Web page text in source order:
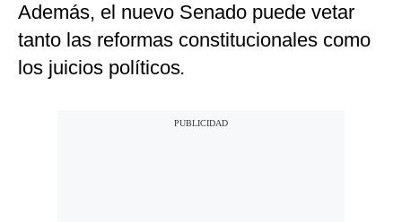
Además, el nuevo Senado puede vetar
tanto las reformas constitucionales como
los juicios políticos.